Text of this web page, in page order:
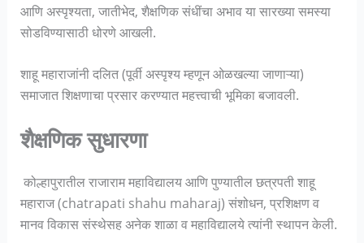
आणि अस्पृश्यता, जातीभेद, शैक्षणिक संधींचा अभाव या सारख्या समस्या
सोडविण्यासाठी धोरणे आखली.
शाहू महाराजांनी दलित (पूर्वी अस्पृश्य म्हणून ओळखल्या जाणाऱ्या)
समाजात शिक्षणाचा प्रसार करण्यात महत्त्वाची भूमिका बजावली.
शैक्षणिक सुधारणा
कोल्हापुरातील राजाराम महाविद्यालय आणि पुण्यातील छत्रपती शाहू
महाराज (chatrapati shahu maharaj) संशोधन, प्रशिक्षण व
मानव विकास संस्थेसह अनेक शाळा व महाविद्यालये त्यांनी स्थापन केली.